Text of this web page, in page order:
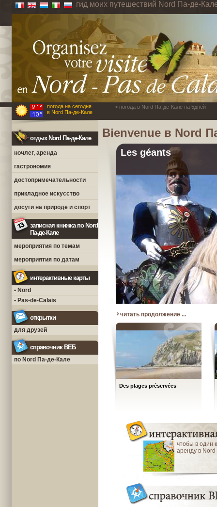
гид моих путешествий Nord Па-де-
погода на сегодня
в Nord Па-де-Кале
> погода в Nord Па-де-Кале на 5дней
отдых Nord Па-де-Кале
ночлег, аренда
гастрономия
достопримечательности
прикладное искусство
досуги на природе и спорт
записная книжка по Nord
Па-де-Кале
мероприятия по темам
мероприятия по датам
интерактивные карты
• Nord
• Pas-de-Calais
открытки
для друзей
справочник ВЕБ
по Nord Па-де-Кале
Bienvenue в Nord
Les géants
читать продолжение ...
Des plages préservées
чтобы в один
аренду в